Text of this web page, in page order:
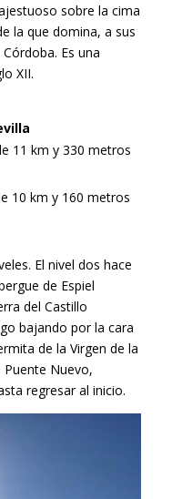
sobre la cima
la que domina, a sus
Es una
XII.
11 km y 330 metros
10 km y 160 metros
El nivel dos hace
de Espiel
del Castillo
bajando por la cara
de la Virgen de la
Puente Nuevo,
regresar al inicio.